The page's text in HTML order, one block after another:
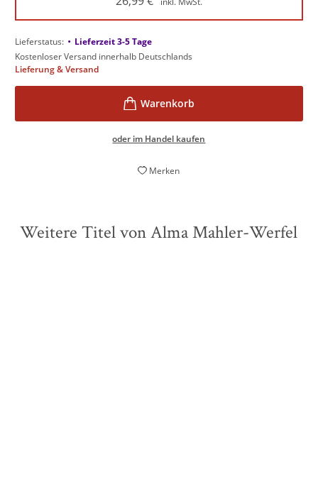
Lieferstatus: • Lieferzeit 3-5 Tage
Kostenloser Versand innerhalb Deutschlands
Lieferung & Versand
oder im Handel kaufen
Merken
Weitere Titel von Alma Mahler-Werfel